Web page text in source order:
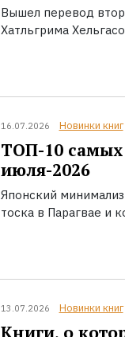
Вышел перевод
Хатльгрима
16.07.2026 Новинки книг
ТОП-10
июля-2026
Японский
тоска в Парагвае и
13.07.2026 Новинки книг
Книги, о